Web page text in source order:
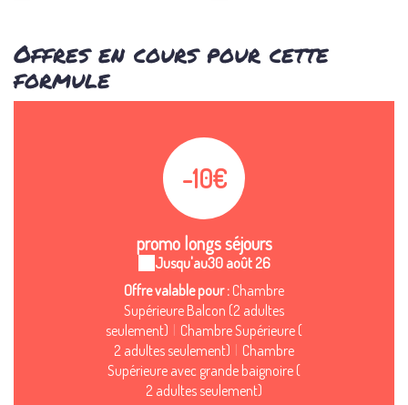
Offres en cours pour cette
formule
-10€
promo longs séjours
Jusqu'au30 août 26
Offre valable pour : Chambre
Supérieure Balcon (2 adultes
seulement)
Chambre Supérieure (
2 adultes seulement)
Chambre
Supérieure avec grande baignoire (
2 adultes seulement)